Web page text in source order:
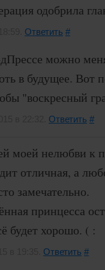
одобрила
Ответить #
можно
в будущее. Вот
"воскресный
Ответить #
моей нелюбви к
отличная, а
замечательно.
принцесса
будет хорошо. ( :
Ответить #